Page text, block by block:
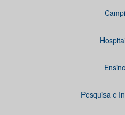
Campi
Ensino
Pesquisa e